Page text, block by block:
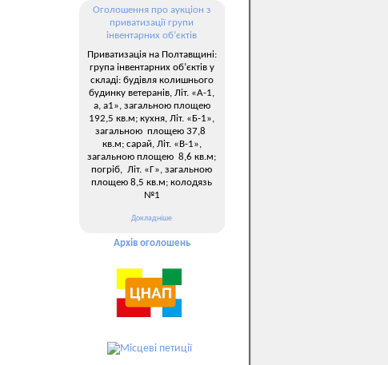
Оголошення про аукціон з
приватизації групи
інвентарних об’єктів
Приватизація на Полтавщині:
група інвентарних об’єктів у
складі: будівля колишнього
будинку ветеранів, Літ. «А-1,
а, а1», загальною площею
192,5 кв.м; кухня, Літ. «Б-1»,
загальною площею 37,8
кв.м; сарай, Літ. «В-1»,
загальною площею 8,6 кв.м;
погріб, Літ. «Г», загальною
площею 8,5 кв.м; колодязь
№1
Докладніше
Архів оголошень